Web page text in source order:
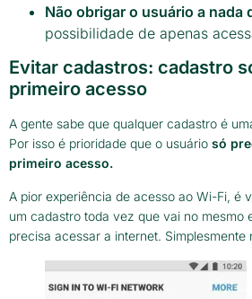
Não obrigar o usuário a nada
possibilidade de apenas
Evitar cadastros: cadastro
primeiro acesso
A gente sabe que qualquer cadastro é
Por isso é prioridade que o usuário só
primeiro acesso.
A pior experiência de acesso ao Wi-Fi, é
um cadastro toda vez que vai no mesmo
precisa acessar a internet. Simplesmente